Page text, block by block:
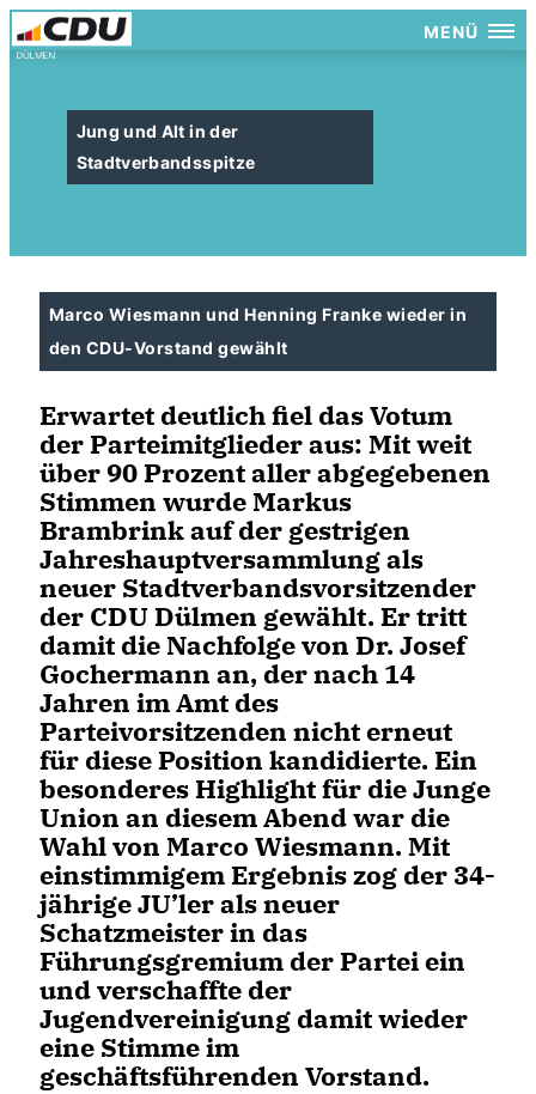
MENÜ
Jung und Alt in der
Stadtverbandsspitze
Marco Wiesmann und Henning Franke wieder in
den CDU-Vorstand gewählt
Erwartet deutlich fiel das Votum
der Parteimitglieder aus: Mit weit
über 90 Prozent aller abgegebenen
Stimmen wurde Markus
Brambrink auf der gestrigen
Jahreshauptversammlung als
neuer Stadtverbandsvorsitzender
der CDU Dülmen gewählt. Er tritt
damit die Nachfolge von Dr. Josef
Gochermann an, der nach 14
Jahren im Amt des
Parteivorsitzenden nicht erneut
für diese Position kandidierte. Ein
besonderes Highlight für die Junge
Union an diesem Abend war die
Wahl von Marco Wiesmann. Mit
einstimmigem Ergebnis zog der 34-
jährige JU’ler als neuer
Schatzmeister in das
Führungsgremium der Partei ein
und verschaffte der
Jugendvereinigung damit wieder
eine Stimme im
geschäftsführenden Vorstand.